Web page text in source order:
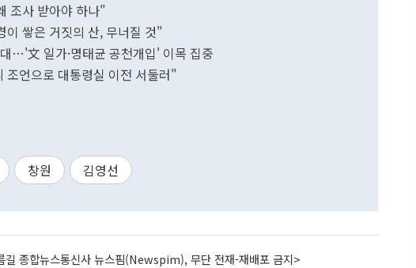
조사 받아야 하나"
쌓은 거짓의 산, 무너질 것"
…'文 일가·명태균 공천개입' 이목 집중
언으로 대통령실 이전 서둘러"
창원 김영선
길 종합뉴스통신사 뉴스핌(Newspim), 무단 전재-재배포 금지>